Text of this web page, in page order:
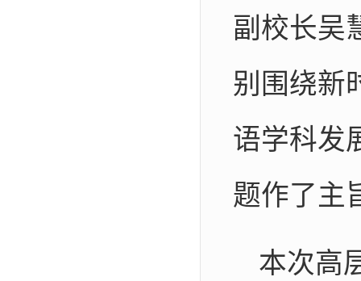
副校长吴
别围绕新
语学科发
题作了主
本次高